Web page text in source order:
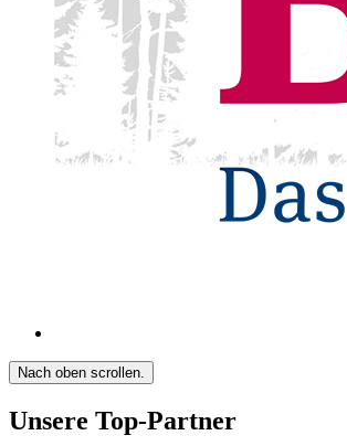
Nach oben scrollen.
Unsere Top-Partner